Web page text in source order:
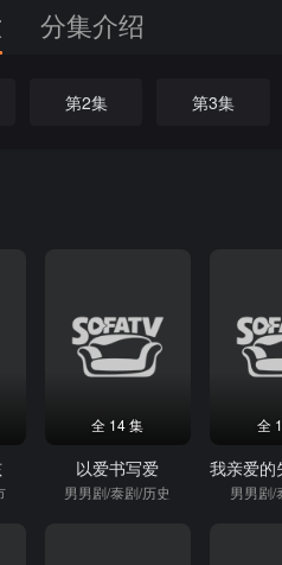
分集介绍
第2集 第3集
全 14 集
以爱书写爱
男男剧/泰剧/历史
全
男男剧/